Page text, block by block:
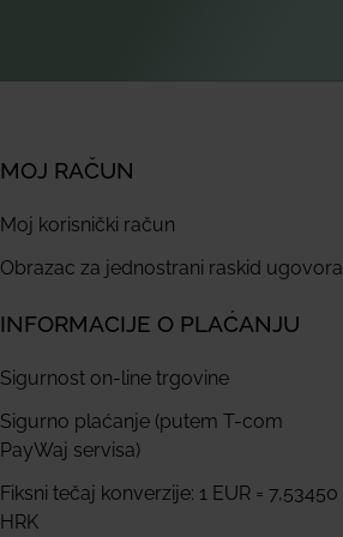
MOJ RAČUN
Moj korisnički račun
Obrazac za jednostrani raskid ugovora
INFORMACIJE O PLAĆANJU
Sigurnost on-line trgovine
Sigurno plaćanje (putem T-com
PayWaj servisa)
Fiksni tečaj konverzije: 1 EUR = 7,53450
HRK